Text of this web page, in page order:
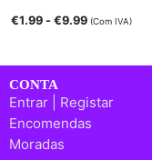
€1.99 -€9.99 (Com IVA)
CONTA
Entrar | Registar
Encomendas
Moradas